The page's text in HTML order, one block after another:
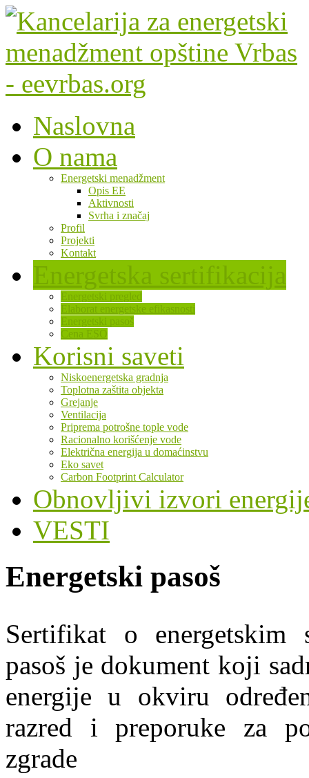
Naslovna
O nama
Energetski menadžment
Opis EE
Aktivnosti
Svrha i značaj
Profil
Projekti
Kontakt
Energetska sertifikacija
Energetski pregled
Elaborat energetske efikasnosti
Energetski pasoš
Cena ESO
Korisni saveti
Niskoenergetska gradnja
Toplotna zaštita objekta
Grejanje
Ventilacija
Priprema potrošne tople vode
Racionalno korišćenje vode
Električna energija u domaćinstvu
Eko savet
Carbon Footprint Calculator
Obnovljivi izvori
VESTI
Energetski pasoš
Sertifikat o energetskim
pasoš je dokument koji
energije u okviru
razred i preporuke za
zgrade